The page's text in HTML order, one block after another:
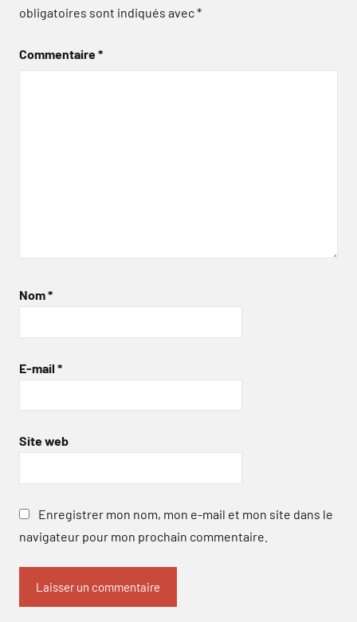
obligatoires sont indiqués avec*
Commentaire*
Nom*
E-mail *
Site web
Enregistrer mon nom, mon e-mail et mon site dans le
navigateur pour mon prochain commentaire.